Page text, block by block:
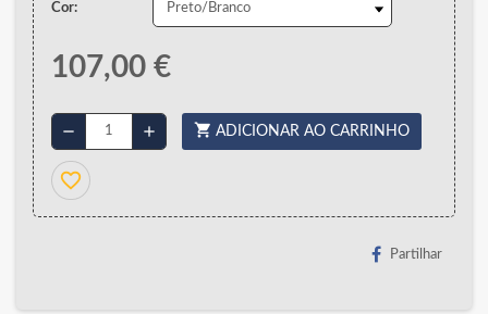
Cor:
107,00 €
remove add shopping_cart ADICIONAR AO CARRINHO
favorite_border
Partilhar